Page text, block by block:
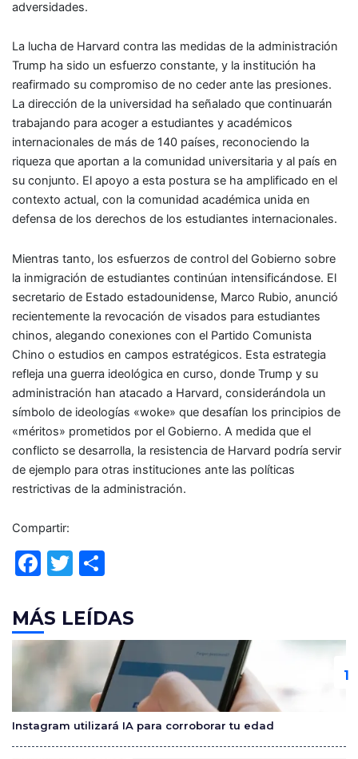
adversidades.
La lucha de Harvard contra las medidas de la administración
Trump ha sido un esfuerzo constante, y la institución ha
reafirmado su compromiso de no ceder ante las presiones.
La dirección de la universidad ha señalado que continuarán
trabajando para acoger a estudiantes y académicos
internacionales de más de 140 países, reconociendo la
riqueza que aportan a la comunidad universitaria y al país en
su conjunto. El apoyo a esta postura se ha amplificado en el
contexto actual, con la comunidad académica unida en
defensa de los derechos de los estudiantes internacionales.
Mientras tanto, los esfuerzos de control del Gobierno sobre
la inmigración de estudiantes continúan intensificándose. El
secretario de Estado estadounidense, Marco Rubio, anunció
recientemente la revocación de visados para estudiantes
chinos, alegando conexiones con el Partido Comunista
Chino o estudios en campos estratégicos. Esta estrategia
refleja una guerra ideológica en curso, donde Trump y su
administración han atacado a Harvard, considerándola un
símbolo de ideologías «woke» que desafían los principios de
«méritos» prometidos por el Gobierno. A medida que el
conflicto se desarrolla, la resistencia de Harvard podría servir
de ejemplo para otras instituciones ante las políticas
restrictivas de la administración.
Compartir:
F
c
e
b
o
k
T
itt
er
m
p
ar
tir
MÁS LEÍDAS
Instagram utilizará IA para corroborar tu edad